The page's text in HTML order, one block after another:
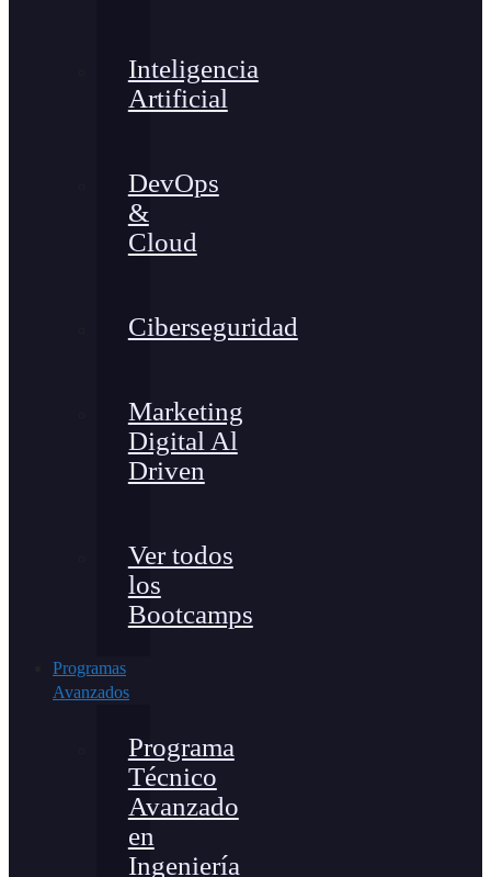
Inteligencia
Artificial
DevOps
&
Cloud
Ciberseguridad
Marketing
Digital Al
Driven
Ver todos
los
Bootcamps
Programas
Avanzados
Programa
Técnico
Avanzado
en
Ingeniería